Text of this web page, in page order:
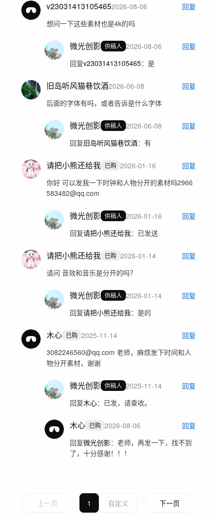
v230314131054652026-08-06
回复
想问一下这些素材也是4k的吗
微光创影 供稿人 2026-08-06
回复
回复v23031413105465： 是
旧岛听风猫巷饮酒2026-06-08
回复
后面的字体有吗，或者告诉是什么字体
微光创影 供稿人 2026-06-08
回复
回复旧岛听风猫巷饮酒： 有
请把小熊还给我 已购 2026-01-16
回复
你好 可以发我一下时钟和人物分开的素材吗2966
583482@qq.com
微光创影 供稿人 2026-01-16
回复
回复请把小熊还给我： 已发送
请把小熊还给我 已购 2026-01-14
回复
请问 音效和音乐是分开的吗？
微光创影 供稿人 2026-01-14
回复
回复请把小熊还给我： 是的
木心 已购 2025-11-14
回复
3082246560@qq.com 老师，麻烦发下时间和人
物分开素材，谢谢
微光创影 供稿人 2025-11-14
回复
回复木心： 已发，请查收。
木心 已购 2026-08-06
回复
回复微光创影： 老师，再发一下，找不到
了，十分感谢！！！
上一页 1 下一页